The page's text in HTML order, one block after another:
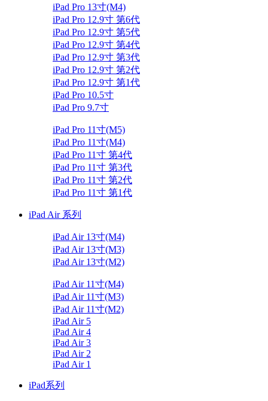
iPad Pro 13寸(M4)
iPad Pro 12.9寸 第6代
iPad Pro 12.9寸 第5代
iPad Pro 12.9寸 第4代
iPad Pro 12.9寸 第3代
iPad Pro 12.9寸 第2代
iPad Pro 12.9寸 第1代
iPad Pro 10.5寸
iPad Pro 9.7寸
iPad Pro 11寸(M5)
iPad Pro 11寸(M4)
iPad Pro 11寸 第4代
iPad Pro 11寸 第3代
iPad Pro 11寸 第2代
iPad Pro 11寸 第1代
iPad Air 系列
iPad Air 13寸(M4)
iPad Air 13寸(M3)
iPad Air 13寸(M2)
iPad Air 11寸(M4)
iPad Air 11寸(M3)
iPad Air 11寸(M2)
iPad Air 5
iPad Air 4
iPad Air 3
iPad Air 2
iPad Air 1
iPad系列